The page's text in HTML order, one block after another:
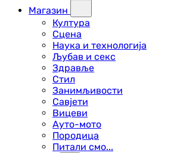
Магазин
Култура
Сцена
Наука и технологија
Љубав и секс
Здравље
Стил
Занимљивости
Савјети
Вицеви
Ауто-мото
Породица
Питали смо...